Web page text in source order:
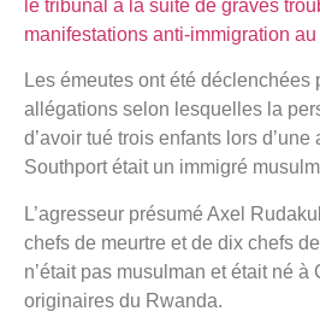
Les émeutes ont été déclenchées
allégations selon lesquelles la
d’avoir tué trois enfants lors
Southport était un immigré
L’agresseur présumé Axel
chefs de meurtre et de dix chefs
n’était pas musulman et était né à
originaires du Rwanda.